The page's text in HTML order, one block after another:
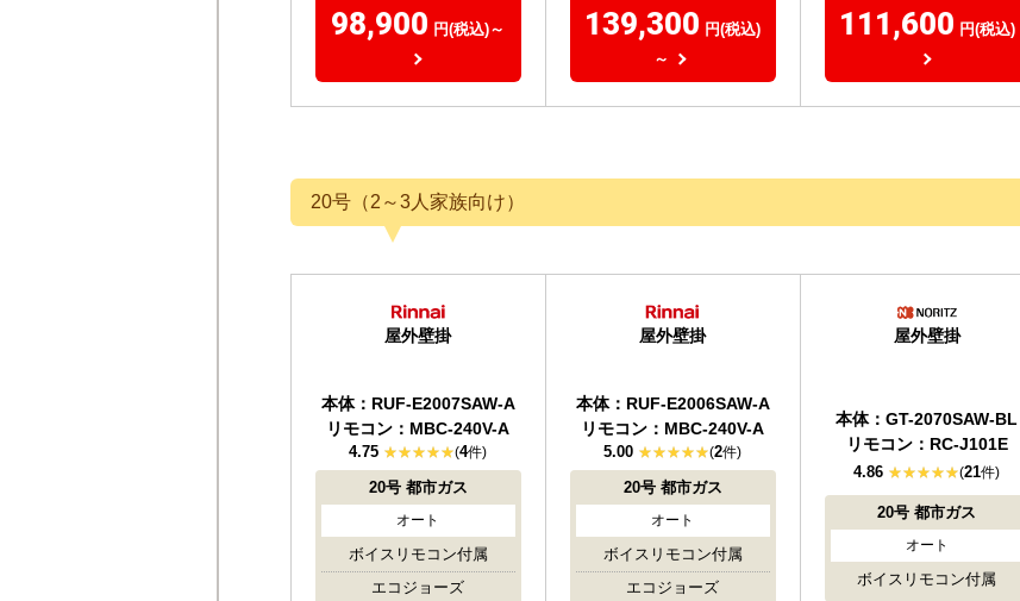
98,900 円(税込)～ 139,300 円(税込)
～
111,600 円(税込)
20号（2～3人家族向け）
屋外壁掛
本体：RUF-E2007SAW-A
リモコン：MBC-240V-A
屋外壁掛
本体：RUF-E2006SAW-A
リモコン：MBC-240V-A
屋外壁掛
本体：GT-2070SAW-BL
リモコン：RC-J101E
4.86 (21件)